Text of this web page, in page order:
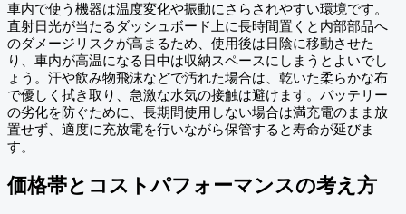
車内で使う機器は温度変化や振動にさらされやすい環境です。
直射日光が当たるダッシュボード上に長時間置くと内部部品へ
のダメージリスクが高まるため、使用後は日陰に移動させた
り、車内が高温になる日中は収納スペースにしまうとよいでし
ょう。汗や飲み物飛沫などで汚れた場合は、乾いた柔らかな布
で優しく拭き取り、急激な水気の接触は避けます。バッテリー
の劣化を防ぐために、長期間使用しない場合は満充電のまま放
置せず、適度に充放電を行いながら保管すると寿命が延びま
す。
価格帯とコストパフォーマンスの考え方